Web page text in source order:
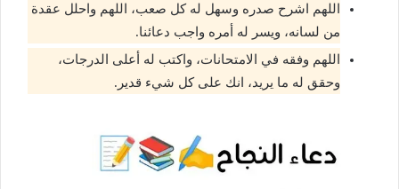
اللهم اشرح صدره وسهل له كل صعب، اللهم واحلل عقدة
من لسانه، ويسر له أمره واجب دعائنا.
اللهم وفقه في الامتحانات، واكتب له أعلى الدرجات،
وحقق له ما يريد، انك على كل شيء قدير.